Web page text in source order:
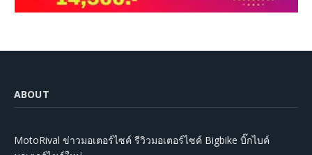
ABOUT
MotoRival ข่าวมอเตอร์ไซค์ รีวิวมอเตอร์ไซค์ Bigbike บิ๊กไบค์